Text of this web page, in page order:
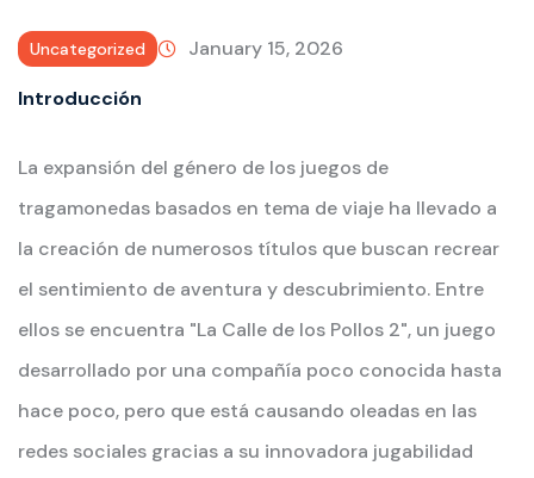
Uncategorized
January 15, 2026
Introducción
La expansión del género de los juegos de
tragamonedas basados en tema de viaje ha llevado a
la creación de numerosos títulos que buscan recrear
el sentimiento de aventura y descubrimiento. Entre
ellos se encuentra "La Calle de los Pollos 2", un juego
desarrollado por una compañía poco conocida hasta
hace poco, pero que está causando oleadas en las
redes sociales gracias a su innovadora jugabilidad